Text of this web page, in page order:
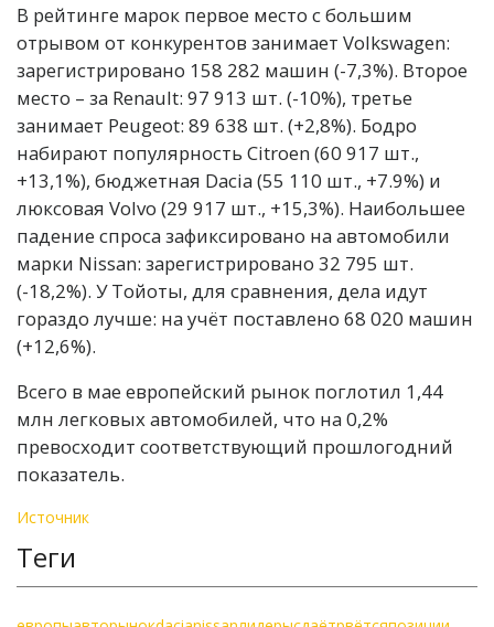
В рейтинге марок первое место с большим
отрывом от конкурентов занимает Volkswagen:
зарегистрировано 158 282 машин (-7,3%). Второе
место – за Renault: 97 913 шт. (-10%), третье
занимает Peugeot: 89 638 шт. (+2,8%). Бодро
набирают популярность Citroen (60 917 шт.,
+13,1%), бюджетная Dacia (55 110 шт., +7.9%) и
люксовая Volvo (29 917 шт., +15,3%). Наибольшее
падение спроса зафиксировано на автомобили
марки Nissan: зарегистрировано 32 795 шт.
(-18,2%). У Тойоты, для сравнения, дела идут
гораздо лучше: на учёт поставлено 68 020 машин
(+12,6%).
Всего в мае европейский рынок поглотил 1,44
млн легковых автомобилей, что на 0,2%
превосходит соответствующий прошлогодний
показатель.
Источник
Теги